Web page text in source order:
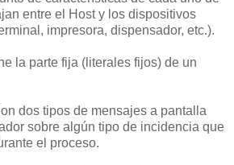
entre el Host y los dispositivos
impresora, dispensador, etc.).
la parte fija (literales fijos) de un
dos tipos de mensajes a pantalla
sobre algún tipo de incidencia que
el proceso.